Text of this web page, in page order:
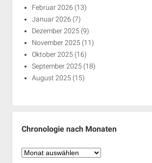
Februar 2026 (13)
Januar 2026 (7)
Dezember 2025 (9)
November 2025 (11)
Oktober 2025 (16)
September 2025 (18)
August 2025 (15)
Chronologie nach Monaten
Chronologie